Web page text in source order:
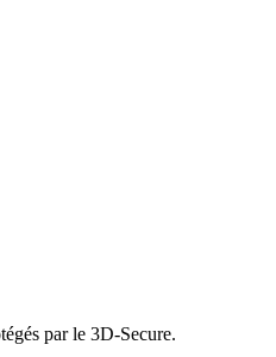
par le 3D-Secure.